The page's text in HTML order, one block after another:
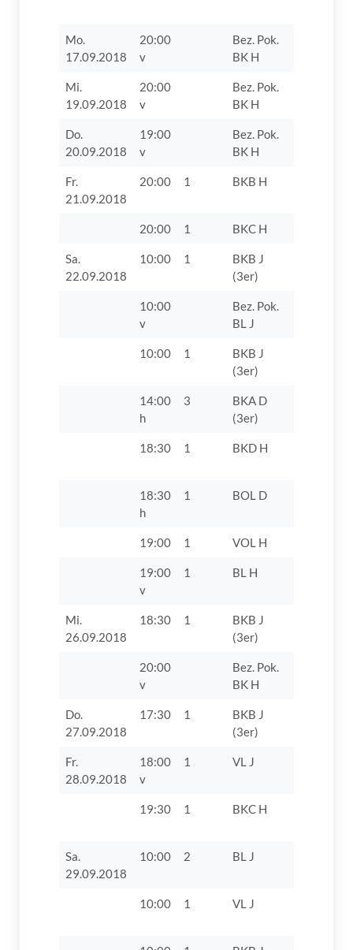
Mo.
17.09.2018
20:00
v
Bez. Pok.
BK H
Mi.
19.09.2018
20:00
v
Bez. Pok.
BK H
Do.
20.09.2018
19:00
v
Bez. Pok.
BK H
Fr.
21.09.2018
20:00 1 BKB H
20:00 1 BKC H
Sa.
22.09.2018
10:00 1
BKB J
(3er)
10:00
v
Bez. Pok.
BL J
10:00 1
BKB J
(3er)
14:00
h
3
BKA D
(3er)
18:30 1 BKD H
18:30
h
1 BOL D
19:00 1 VOL H
19:00
v
1 BL H
Mi.
26.09.2018
18:30 1
BKB J
(3er)
20:00
v
Bez. Pok.
BK H
Do.
27.09.2018
17:30 1
BKB J
(3er)
Fr.
28.09.2018
18:00
v
1 VL J
19:30 1 BKC H
Sa.
29.09.2018
10:00 2 BL J
10:00 1 VL J